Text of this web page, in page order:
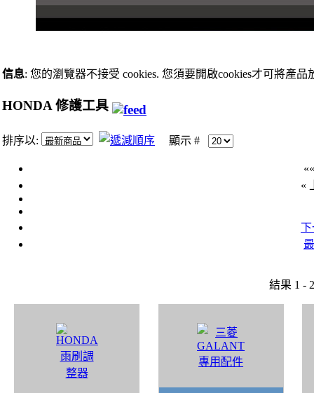
信息: 您的瀏覽器不接受 cookies. 您須要開啟cookies才可將產品
HONDA 修護工具
排序以: 顯示 #
«
下
結果 1 -